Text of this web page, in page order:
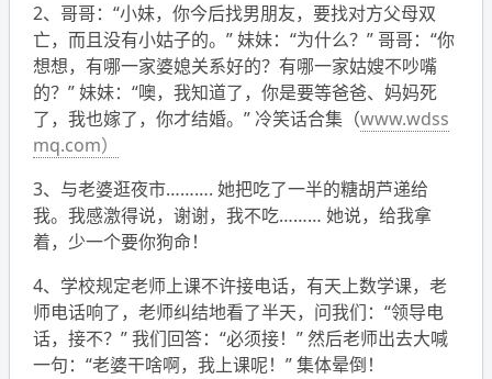
2、哥哥：“小妹，你今后找男朋友，要找对方父母双
亡，而且没有小姑子的。” 妹妹：“为什么？” 哥哥：“你
想想，有哪一家婆媳关系好的？有哪一家姑嫂不吵嘴
的？” 妹妹：“噢，我知道了，你是要等爸爸、妈妈死
了，我也嫁了，你才结婚。”冷笑话合集（www.wdss
mq.com）
3、与老婆逛夜市………. 她把吃了一半的糖胡芦递给
我。我感激得说，谢谢，我不吃……… 她说，给我拿
着，少一个要你狗命！
4、学校规定老师上课不许接电话，有天上数学课，老
师电话响了，老师纠结地看了半天，问我们：“领导电
话，接不？” 我们回答：“必须接！” 然后老师出去大喊
一句：“老婆干啥啊，我上课呢！” 集体晕倒！